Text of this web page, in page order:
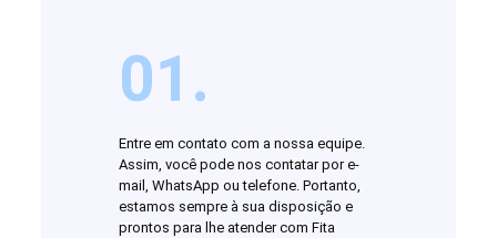
01.
Entre em contato com a nossa equipe.
Assim, você pode nos contatar por e-
mail, WhatsApp ou telefone. Portanto,
estamos sempre à sua disposição e
prontos para lhe atender com Fita